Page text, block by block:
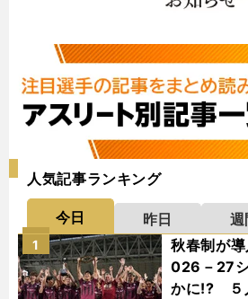
人気記事ランキング
今日 昨日 週
秋春制が
026－27
かに!? ５
1